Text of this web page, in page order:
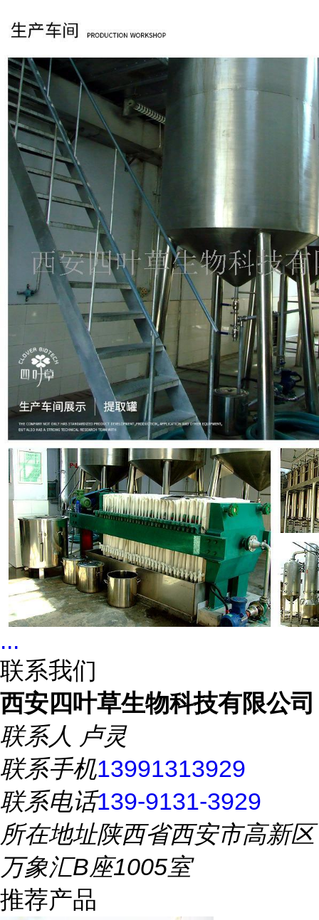
...
联系我们
西安四叶草生物科技有限公司
联系人 卢灵
联系手机13991313929
联系电话139-9131-3929
所在地址陕西省西安市高新区
万象汇B座1005室
推荐产品